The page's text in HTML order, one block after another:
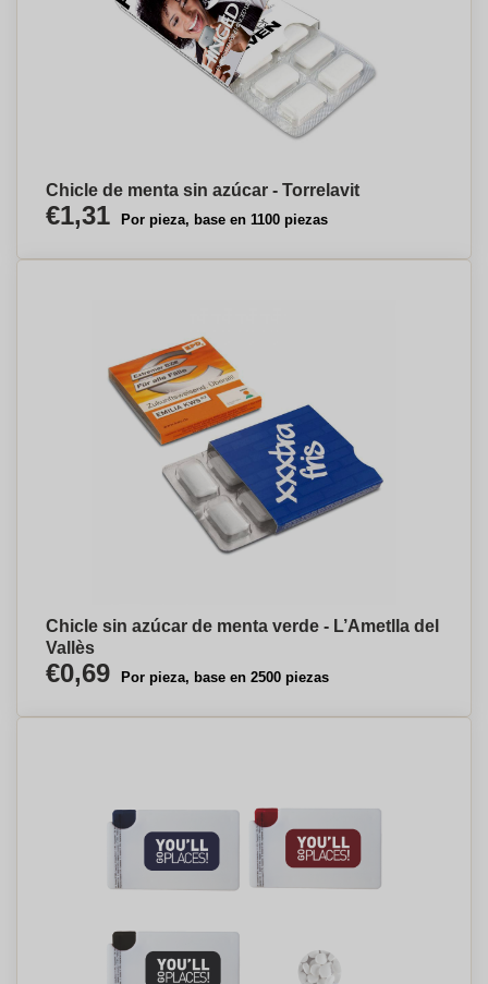
Chicle de menta sin azúcar - Torrelavit
€1,31 Por pieza, base en 1100 piezas
Chicle sin azúcar de menta verde - L’Ametlla del
Vallès
€0,69 Por pieza, base en 2500 piezas